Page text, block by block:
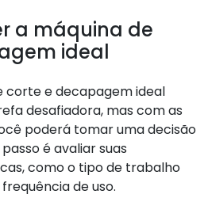
a máquina de
ideal
corte e decapagem ideal
desafiadora, mas com as
poderá tomar uma decisão
é avaliar suas
como o tipo de trabalho
de uso.